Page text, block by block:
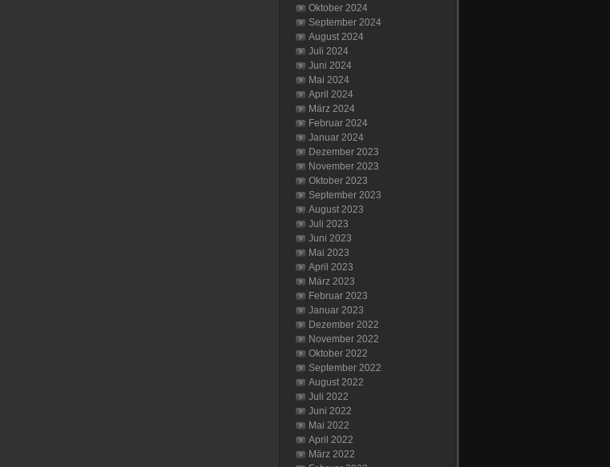
Oktober 2024
September 2024
August 2024
Juli 2024
Juni 2024
Mai 2024
April 2024
März 2024
Februar 2024
Januar 2024
Dezember 2023
November 2023
Oktober 2023
September 2023
August 2023
Juli 2023
Juni 2023
Mai 2023
April 2023
März 2023
Februar 2023
Januar 2023
Dezember 2022
November 2022
Oktober 2022
September 2022
August 2022
Juli 2022
Juni 2022
Mai 2022
April 2022
März 2022